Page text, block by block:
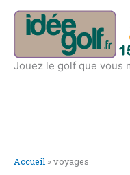
Aller
contenu
Jouez le golf que vous
Accueil »voyages